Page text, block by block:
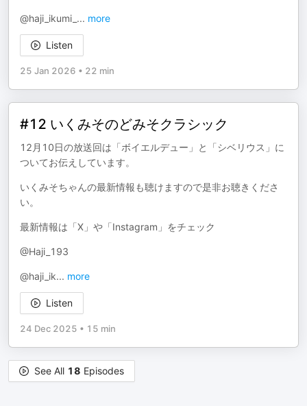
@haji_ikumi_ ... more
Listen
25 Jan 2026 • 22 min
#12 いくみそのどみそクラシック
12月10日の放送回は「ボイエルデュー」と「シベリウス」に
ついてお伝えしています。
いくみそちゃんの最新情報も聴けますので是非お聴きくださ
い。
最新情報は「X」や「Instagram」をチェック
@Haji_193
@haji_ik... more
Listen
24 Dec 2025 • 15 min
See All 18 Episodes